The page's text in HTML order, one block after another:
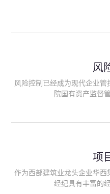
险产品；（六）保险招投标
供专业、优质
风
风险控制已经成为现代企业
院国有资产监督
能够为客户降低风险管理成
从风险评估、风险分析、风
等全方位、全过程、专家式
项
作为西部建筑业龙头企业华
经纪具有丰富的